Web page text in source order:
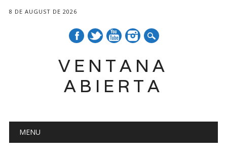
8 DE AUGUST DE 2026
VENTANA
ABIERTA
Main menu
MENU